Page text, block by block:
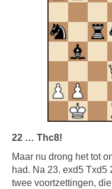
22 … Thc8!
Maar nu drong het tot
had. Na 23. exd5 Txd5
twee voortzettingen,